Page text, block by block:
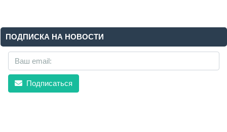
ПОДПИСКА НА НОВОСТИ
Подписаться